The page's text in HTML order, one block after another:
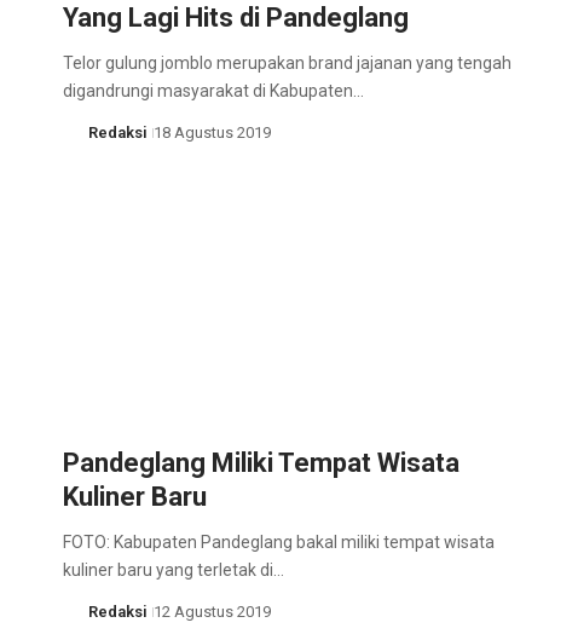
Yang Lagi Hits di Pandeglang
Telor gulung jomblo merupakan brand jajanan yang tengah
digandrungi masyarakat di Kabupaten…
Redaksi 18 Agustus 2019
Pandeglang Miliki Tempat Wisata
Kuliner Baru
FOTO: Kabupaten Pandeglang bakal miliki tempat wisata
kuliner baru yang terletak di…
Redaksi 12 Agustus 2019